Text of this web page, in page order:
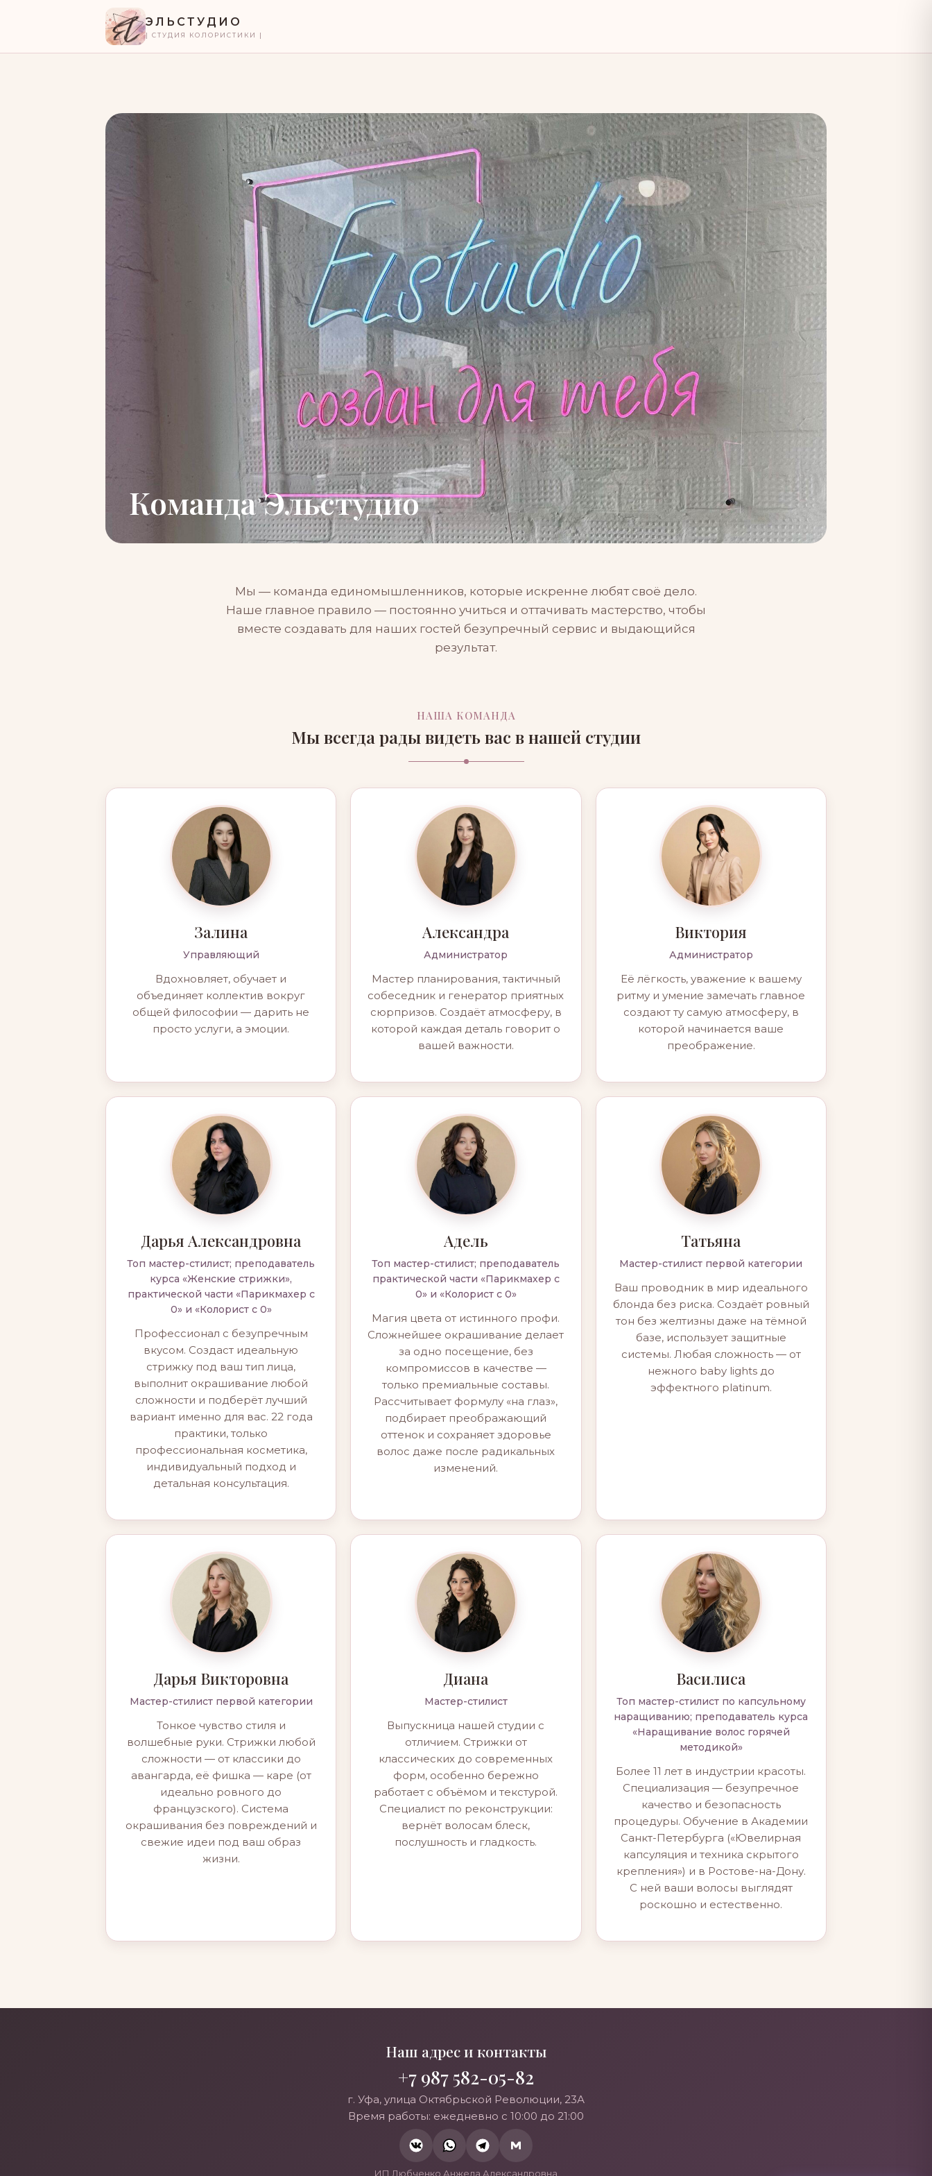
ЭЛЬСТУДИО
| СТУДИЯ КОЛОРИСТИКИ |
Команда Эльстудио
Мы — команда единомышленников, которые искренне любят своё дело.
Наше главное правило — постоянно учиться и оттачивать мастерство, чтобы
вместе создавать для наших гостей безупречный сервис и выдающийся
результат.
НАША КОМАНДА
Мы всегда рады видеть вас в нашей студии
Залина
Управляющий
Вдохновляет, обучает и
объединяет коллектив вокруг
общей философии — дарить не
просто услуги, а эмоции.
Александра
Администратор
Мастер планирования, тактичный
собеседник и генератор приятных
сюрпризов. Создаёт атмосферу, в
которой каждая деталь говорит о
вашей важности.
Виктория
Администратор
Её лёгкость, уважение к вашему
ритму и умение замечать главное
создают ту самую атмосферу, в
которой начинается ваше
преображение.
Дарья Александровна
Топ мастер-стилист; преподаватель
курса «Женские стрижки»,
практической части «Парикмахер с
0» и «Колорист с 0»
Профессионал с безупречным
вкусом. Создаст идеальную
стрижку под ваш тип лица,
выполнит окрашивание любой
сложности и подберёт лучший
вариант именно для вас. 22 года
практики, только
профессиональная косметика,
индивидуальный подход и
детальная консультация.
Адель
Топ мастер-стилист; преподаватель
практической части «Парикмахер с
0» и «Колорист с 0»
Магия цвета от истинного профи.
Сложнейшее окрашивание делает
за одно посещение, без
компромиссов в качестве —
только премиальные составы.
Рассчитывает формулу «на глаз»,
подбирает преображающий
оттенок и сохраняет здоровье
волос даже после радикальных
изменений.
Татьяна
Мастер-стилист первой категории
Ваш проводник в мир идеального
блонда без риска. Создаёт ровный
тон без желтизны даже на тёмной
базе, использует защитные
системы. Любая сложность — от
нежного baby lights до
эффектного platinum.
Дарья Викторовна
Мастер-стилист первой категории
Тонкое чувство стиля и
волшебные руки. Стрижки любой
сложности — от классики до
авангарда, её фишка — каре (от
идеально ровного до
французского). Система
окрашивания без повреждений и
свежие идеи под ваш образ
жизни.
Диана
Мастер-стилист
Выпускница нашей студии с
отличием. Стрижки от
классических до современных
форм, особенно бережно
работает с объёмом и текстурой.
Специалист по реконструкции:
вернёт волосам блеск,
послушность и гладкость.
Василиса
Топ мастер-стилист по капсульному
наращиванию; преподаватель курса
«Наращивание волос горячей
методикой»
Более 11 лет в индустрии красоты.
Специализация — безупречное
качество и безопасность
процедуры. Обучение в Академии
Санкт-Петербурга («Ювелирная
капсуляция и техника скрытого
крепления») и в Ростове-на-Дону.
С ней ваши волосы выглядят
роскошно и естественно.
Наш адрес и контакты
+7 987 582-05-82
г. Уфа, улица Октябрьской Революции, 23А
Время работы: ежедневно с 10:00 до 21:00
ИП Любченко Анжела Александровна